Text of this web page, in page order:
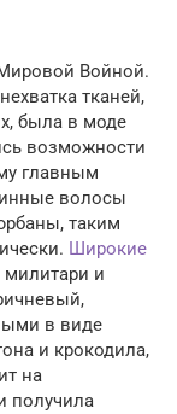
Войной.
тканей,
была в моде
возможности
главным
волосы
таким
Широкие
милитари и
в виде
и крокодила,
на
получила